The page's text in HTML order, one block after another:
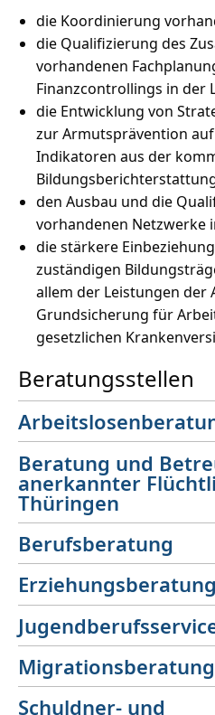
die Koordinierung
die Qualifizierung des
vorhandenen
Finanzcontrollings in der
die Entwicklung von
zur Armutsprävention
Indikatoren aus der
den Ausbau und die
vorhandenen Netzwerke
die stärkere
zuständigen
allem der Leistungen
Grundsicherung für
gesetzlichen
Beratungsstellen
Beratung und
anerkannter
Thüringen
Berufsberatung
Migrationsberatung
Schuldner- und